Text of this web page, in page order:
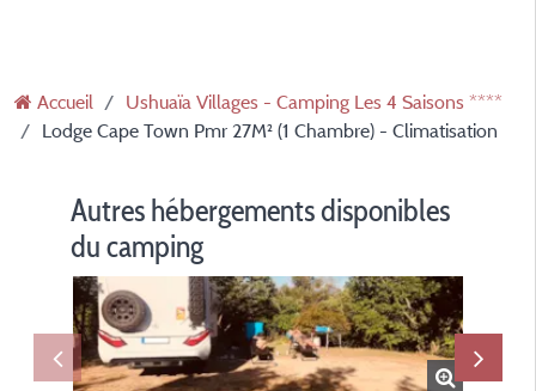
Accueil
Ushuaïa Villages - Camping Les 4 Saisons ****
Lodge Cape Town Pmr 27M² (1 Chambre) - Climatisation
Autres hébergements disponibles
du camping